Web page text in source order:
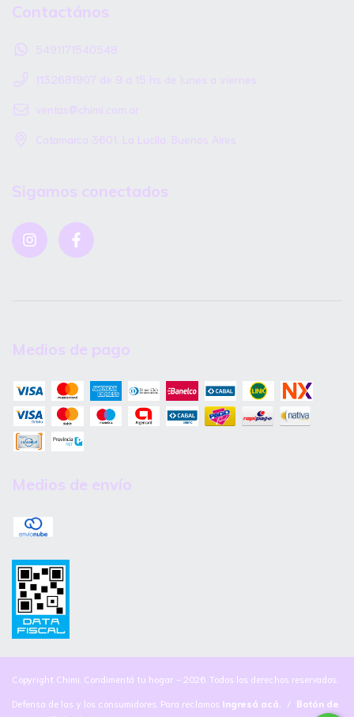
Contactános
5491171540548
1132681907 de 9 a 15 hs de lunes a viernes.
ventas@chimi.com.ar
Catamarca 3601, La Lucila, Buenos Aires
Sigamos conectados
Medios de pago
Medios de envío
Copyright Chimi. Condimentá tu hogar - 2026. Todos los derechos reservados.
Defensa de las y los consumidores. Para reclamos ingresá acá. / Botón de